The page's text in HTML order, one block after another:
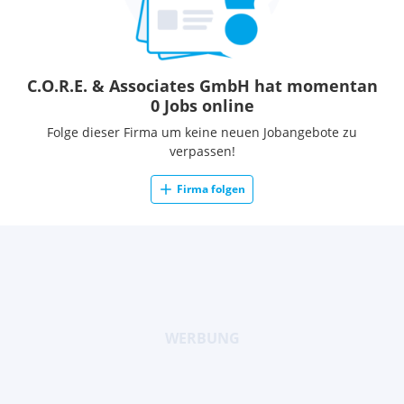
C.O.R.E. & Associates GmbH hat momentan
0 Jobs online
Folge dieser Firma um keine neuen Jobangebote zu
verpassen!
Firma folgen